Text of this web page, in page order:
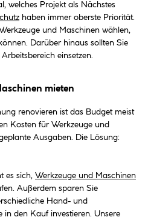
welches Projekt als Nächstes
haben immer oberste Priorität.
und Maschinen wählen,
Darüber hinaus sollten Sie
einsetzen.
mieten
renovieren ist das Budget meist
Kosten für Werkzeuge und
Ausgaben. Die Lösung:
es sich, Werkzeuge und Maschinen
Außerdem sparen Sie
Hand- und
in den Kauf investieren. Unsere